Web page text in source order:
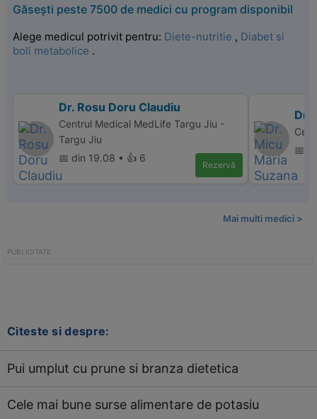
Găsești peste 7500 de medici cu program disponibil
Alege medicul potrivit pentru: Diete-nutritie , Diabet si
boli metabolice .
Dr. Rosu Doru Claudiu
Centrul Medical MedLife Targu Jiu -
Targu Jiu
📅 din 19.08 • 👍 6
Rezervă
Dr.
📅
Mai multi medici >
Citeste si despre:
Pui umplut cu prune si branza dietetica
Cele mai bune surse alimentare de potasiu